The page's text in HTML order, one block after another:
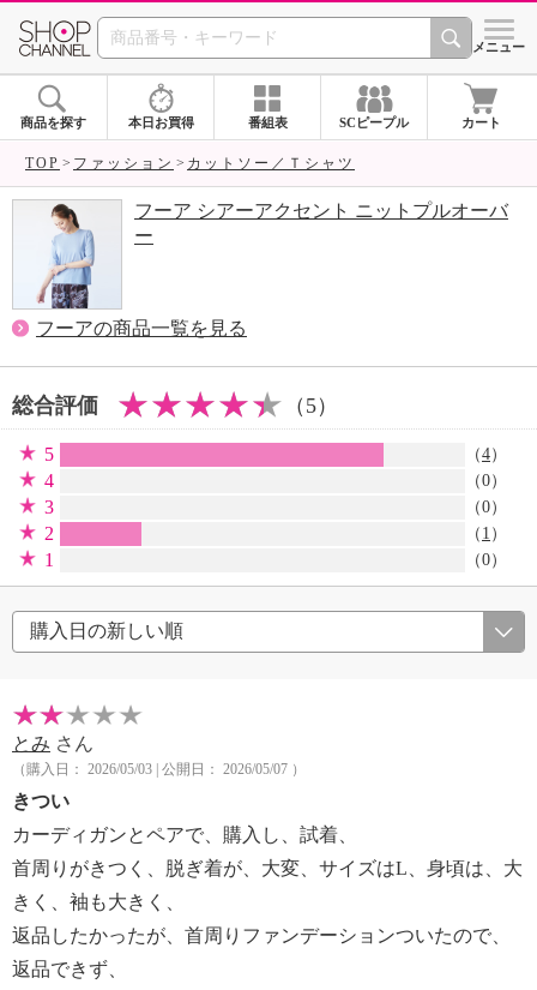
SHOP CHANNEL シメニュー
商品を探す 本日お買得 番組表 SCピープル カート
TOP ファッション カットソー／Ｔシャツ
フーア シアーアクセント ニットプルオーバ
ー
フーアの商品一覧を見る
総合評価 （5）
5 （4）
4 （0）
3 （0）
2 （ 1 ）
1 （0）
とみ さん
（購入日： 2026/05/03 | 公開日： 2026/05/07 ）
きつい
カーディガンとペアで、購入し、試着、
首周りがきつく、脱ぎ着が、大変、サイズはL、身頃は、大
きく、袖も大きく、
返品したかったが、首周りファンデーションついたので、
返品できず、